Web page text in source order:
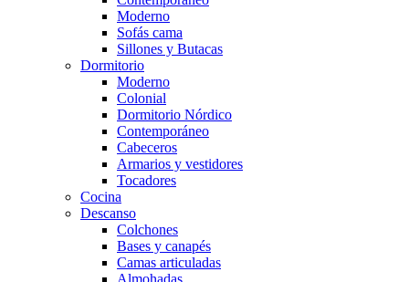
Moderno
Sofás cama
Sillones y Butacas
Dormitorio
Moderno
Colonial
Dormitorio Nórdico
Contemporáneo
Cabeceros
Armarios y vestidores
Tocadores
Cocina
Descanso
Colchones
Bases y canapés
Camas articuladas
Almohadas